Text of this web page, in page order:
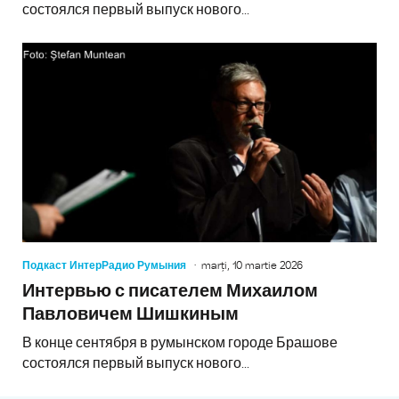
состоялся первый выпуск нового...
Подкаст ИнтерРадио Румыния marți, 10 martie 2026
Интервью с писателем Михаилом
Павловичем Шишкиным
В конце сентября в румынском городе Брашове
состоялся первый выпуск нового...